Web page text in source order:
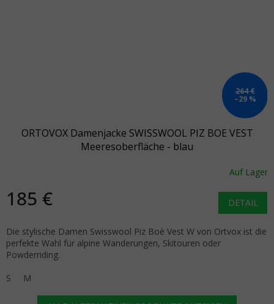
264 €
–29 %
ORTOVOX Damenjacke SWISSWOOL PIZ BOE VEST
Meeresoberfläche - blau
Auf Lager
185 € DETAIL
Die stylische Damen Swisswool Piz Boè Vest W von Ortvox ist die
perfekte Wahl für alpine Wanderungen, Skitouren oder
Powderriding.
S
M